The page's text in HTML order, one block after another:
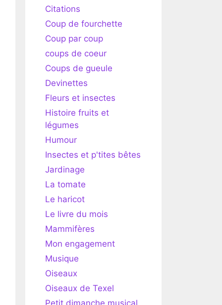
Citations
Coup de fourchette
Coup par coup
coups de coeur
Coups de gueule
Devinettes
Fleurs et insectes
Histoire fruits et
légumes
Humour
Insectes et p'tites bêtes
Jardinage
La tomate
Le haricot
Le livre du mois
Mammifères
Mon engagement
Musique
Oiseaux
Oiseaux de Texel
Petit dimanche musical